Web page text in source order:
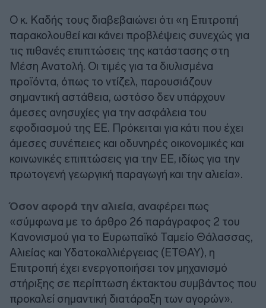
Ο κ. Καδής τους διαβεβαιώνει ότι «η Επιτροπή
παρακολουθεί και κάνει προβλέψεις συνεχώς για
τις πιθανές επιπτώσεις της κατάστασης στη
Μέση Ανατολή. Οι τιμές για τα διυλισμένα
προϊόντα, όπως το ντίζελ, παρουσιάζουν
σημαντική αστάθεια, ωστόσο δεν υπάρχουν
άμεσες ανησυχίες για την ασφάλεια του
εφοδιασμού της ΕΕ. Πρόκειται για κάτι που έχει
άμεσες συνέπειες και οδυνηρές οικονομικές και
κοινωνικές επιπτώσεις για την ΕΕ, ιδίως για την
πρωτογενή γεωργική παραγωγή και την αλιεία».
Όσον αφορά την αλιεία, αναφέρει πως
«σύμφωνα με το άρθρο 26 παράγραφος 2 του
Κανονισμού για το Ευρωπαϊκό Ταμείο Θάλασσας,
Αλιείας και Υδατοκαλλιέργειας (ΕΤΘΑΥ), η
Επιτροπή έχει ενεργοποιήσει τον μηχανισμό
στήριξης σε περίπτωση έκτακτου συμβάντος που
προκαλεί σημαντική διατάραξη των αγορών».